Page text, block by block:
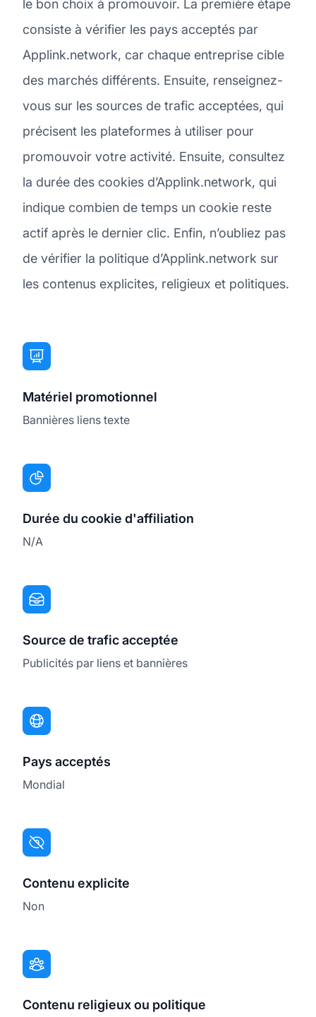
le bon choix à promouvoir. La première étape
consiste à vérifier les pays acceptés par
Applink.network, car chaque entreprise cible
des marchés différents. Ensuite, renseignez-
vous sur les sources de trafic acceptées, qui
précisent les plateformes à utiliser pour
promouvoir votre activité. Ensuite, consultez
la durée des cookies d’Applink.network, qui
indique combien de temps un cookie reste
actif après le dernier clic. Enfin, n’oubliez pas
de vérifier la politique d’Applink.network sur
les contenus explicites, religieux et politiques.
Matériel promotionnel
Bannières liens texte
Durée du cookie d'affiliation
N/A
Source de trafic acceptée
Publicités par liens et bannières
Pays acceptés
Mondial
Contenu explicite
Non
Contenu religieux ou politique